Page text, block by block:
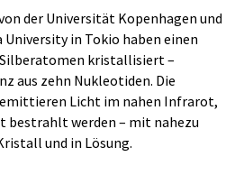
der Universität Kopenhagen und
University in Tokio haben einen
kristallisiert –
aus zehn Nukleotiden. Die
Licht im nahen Infrarot,
bestrahlt werden – mit nahezu
und in Lösung.